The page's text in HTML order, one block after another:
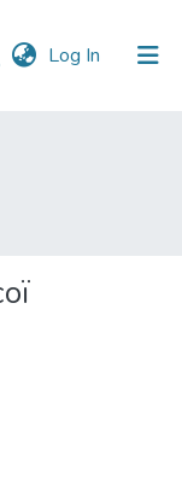
Log In (current)